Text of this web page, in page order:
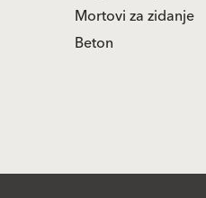
Mortovi za zidanje
Beton